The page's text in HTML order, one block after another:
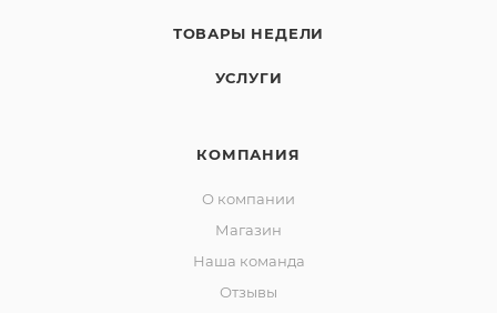
ТОВАРЫ НЕДЕЛИ
УСЛУГИ
КОМПАНИЯ
О компании
Магазин
Наша команда
Отзывы